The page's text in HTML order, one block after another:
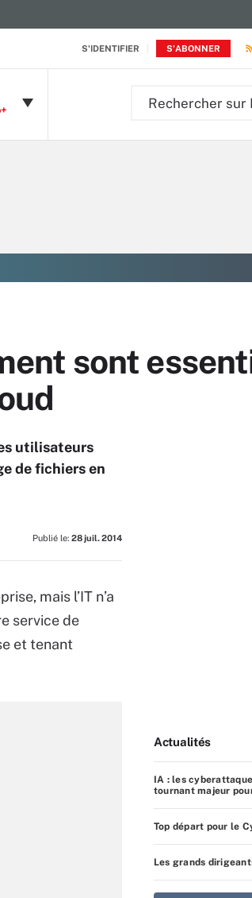
S'IDENTIFIER S'ABONNER
sont
utilisateurs
de fichiers en
Publié le: 28 juil. 2014
mais l’IT n’a
service de
et tenant
Actualités
IA : les
tournant majeur
Top départ pour le
Les grands